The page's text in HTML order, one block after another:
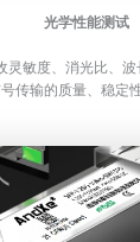
光学性能测试
敏度、消光比、
传输的质量、稳定